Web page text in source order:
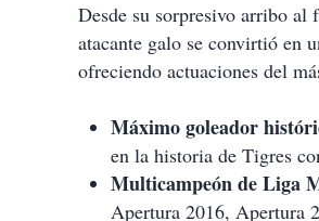
Desde su sorpresivo arribo
atacante galo se convirtió en
ofreciendo actuaciones del
Máximo goleador
en la historia de Tigres
Multicampeón de Liga
Apertura 2016, Apertura